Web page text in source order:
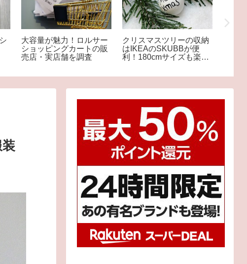
大容量が魅力！ロルサー
ショッピングカートの販
売店・実店舗を調査
クリスマスツリーの収納
はIKEAのSKUBBが便
利！180cmサイズも楽々